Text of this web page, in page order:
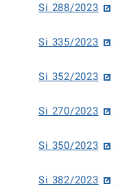
Si 288/2023
Si 335/2023
Si 352/2023
Si 270/2023
Si 350/2023
Si 382/2023